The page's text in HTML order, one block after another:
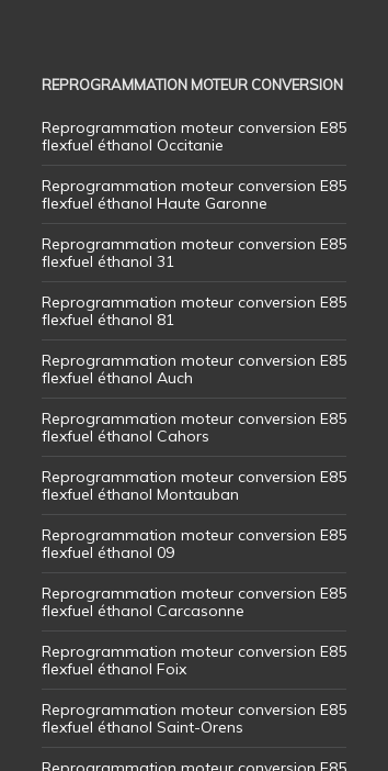
REPROGRAMMATION MOTEUR CONVERSION
Reprogrammation moteur conversion E85
flexfuel éthanol Occitanie
Reprogrammation moteur conversion E85
flexfuel éthanol Haute Garonne
Reprogrammation moteur conversion E85
flexfuel éthanol 31
Reprogrammation moteur conversion E85
flexfuel éthanol 81
Reprogrammation moteur conversion E85
flexfuel éthanol Auch
Reprogrammation moteur conversion E85
flexfuel éthanol Cahors
Reprogrammation moteur conversion E85
flexfuel éthanol Montauban
Reprogrammation moteur conversion E85
flexfuel éthanol 09
Reprogrammation moteur conversion E85
flexfuel éthanol Carcasonne
Reprogrammation moteur conversion E85
flexfuel éthanol Foix
Reprogrammation moteur conversion E85
flexfuel éthanol Saint-Orens